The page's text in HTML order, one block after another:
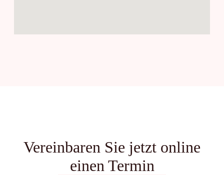
Vereinbaren Sie jetzt online
einen Termin